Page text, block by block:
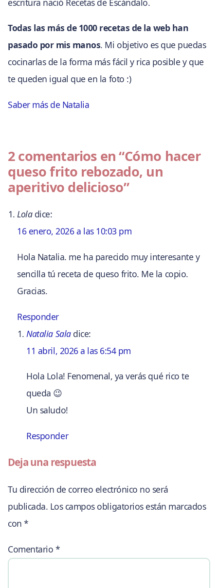
Todas las más de 1000 recetas de la web han
pasado por mis manos. Mi objetivo es que puedas
cocinarlas de la forma más fácil y rica posible y que
te queden igual que en la foto :)
Saber más de Natalia
2 comentarios en“Cómo hacer
queso frito rebozado, un
aperitivo delicioso”
Lola dice:
16 enero, 2026 a las 10:03 pm
Hola Natalia. me ha parecido muy interesante y
sencilla tú receta de queso frito. Me la copio.
Gracias.
Responder
Natalia Sala dice:
11 abril, 2026 a las 6:54 pm
Hola Lola! Fenomenal, ya verás qué rico te
queda 😉
Un saludo!
Responder
Deja una respuesta
Tu dirección de correo electrónico no será
publicada. Los campos obligatorios están marcados
con*
Comentario *